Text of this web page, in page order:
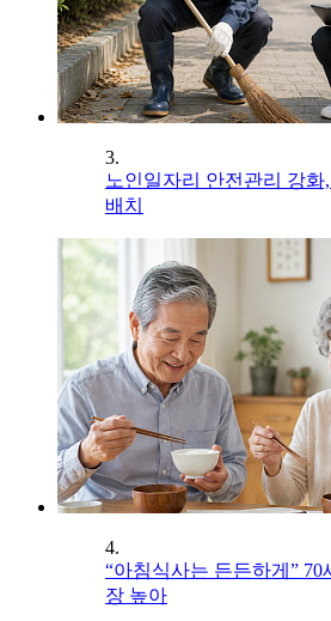
3.
노인일자리 안전관리 강화
배치
4.
“아침식사는 든든하게”
장 높아